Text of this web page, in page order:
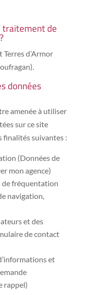
traitement de
d’Armor
données
amenée à utiliser
sur ce site
suivantes :
(Données de
mon agence)
de fréquentation
navigation,
et des
de contact
et
rappel)